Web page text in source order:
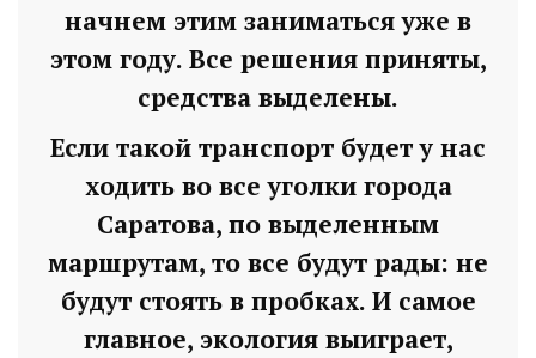
начнем этим заниматься уже в
этом году. Все решения приняты,
средства выделены.
Если такой транспорт будет у нас
ходить во все уголки города
Саратова, по выделенным
маршрутам, то все будут рады: не
будут стоять в пробках. И самое
главное, экология выиграет,